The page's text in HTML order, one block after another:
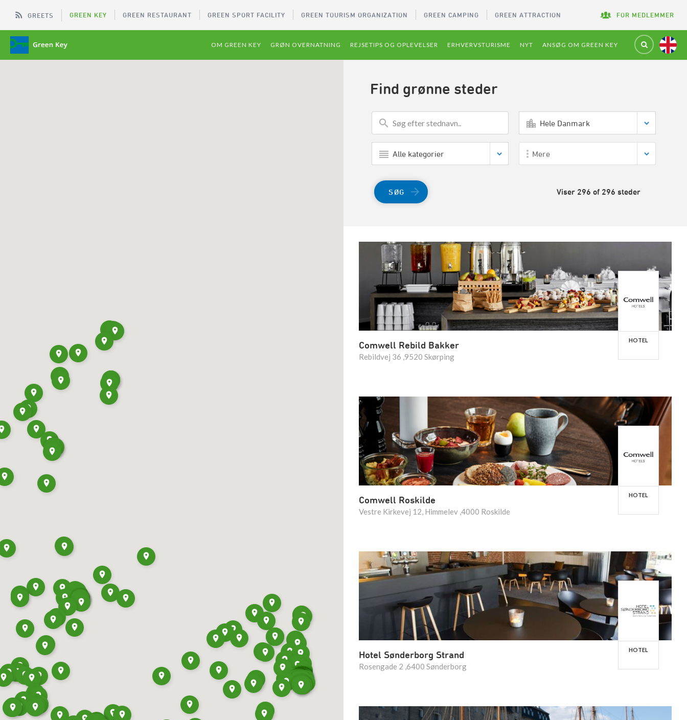
GREETS GREEN KEY GREEN RESTAURANT GREEN SPORT FACILITY GREEN TOURISM ORGANIZATION GREEN CAMPING GREEN ATTRACTION FOR MEDLEMMER
OM GREEN KEY GRØN OVERNATNING REJSETIPS OG OPLEVELSER ERHVERVSTURISME NYT ANSØG OM GREEN KEY
Find grønne steder
Hele Danmark
Alle kategorier Mere
SØG Viser 296 of 296 steder
Comwell Rebild Bakker
Rebildvej 36 ,9520 Skørping
HOTEL
Comwell Roskilde
Vestre Kirkevej 12, Himmelev ,4000 Roskilde
HOTEL
Hotel Sønderborg Strand
Rosengade 2 ,6400 Sønderborg
HOTEL